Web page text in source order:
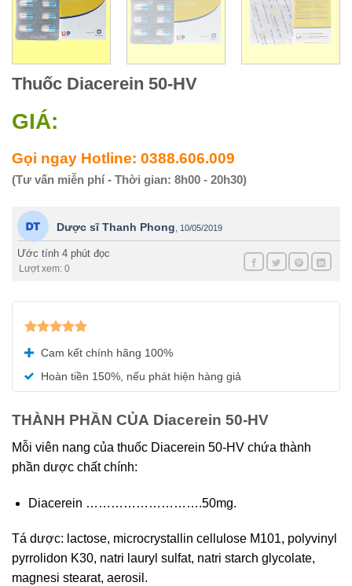
Thuốc Diacerein 50-HV
GIÁ:
Gọi ngay Hotline: 0388.606.009
(Tư vấn miễn phí - Thời gian: 8h00 - 20h30)
Dược sĩ Thanh Phong 10/05/2019
Ước tính 4 phút đọc
Lượt xem: 0
Được xếp
hạng5.00
5 sao
Cam kết chính hãng 100%
Hoàn tiền 150%, nếu phát hiện hàng giả
THÀNH PHẦN CỦA Diacerein 50-HV
Mỗi viên nang của thuốc Diacerein 50-HV chứa thành
phần dược chất chính:
Diacerein ……………………….50mg.
Tá dược: lactose, microcrystallin cellulose M101, polyvinyl
pyrrolidon K30, natri lauryl sulfat, natri starch glycolate,
magnesi stearat, aerosil.